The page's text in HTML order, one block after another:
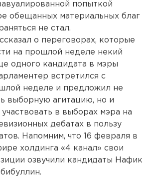
попыткой
обещанных материальных благ
не стал.
о переговорах, которые
на прошлой неделе некий
одного кандидата в мэры
встретился с
неделе и предложил не
выборную агитацию, но и
участвовать в выборах мэра на
дебатах в пользу
Напомним, что 16 февраля в
холдинга «4 канал» свои
озвучили кандидаты Нафик